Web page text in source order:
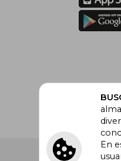
Buscalibre
En